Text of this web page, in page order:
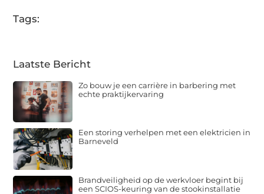
Tags:
Laatste Bericht
Zo bouw je een carrière in barbering met
echte praktijkervaring
Een storing verhelpen met een elektricien in
Barneveld
Brandveiligheid op de werkvloer begint bij
een SCIOS-keuring van de stookinstallatie